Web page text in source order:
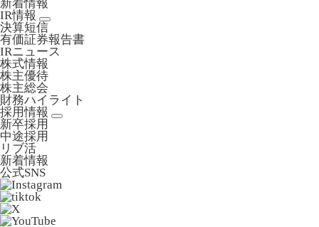
新着情報
IR情報
決算短信
有価証券報告書
IRニュース
株式情報
株主優待
株主総会
財務ハイライト
採用情報
新卒採用
中途採用
リブ活
新着情報
公式SNS